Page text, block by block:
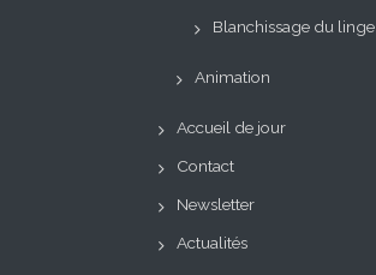
Blanchissage du linge
Animation
Accueil de jour
Contact
Newsletter
Actualités